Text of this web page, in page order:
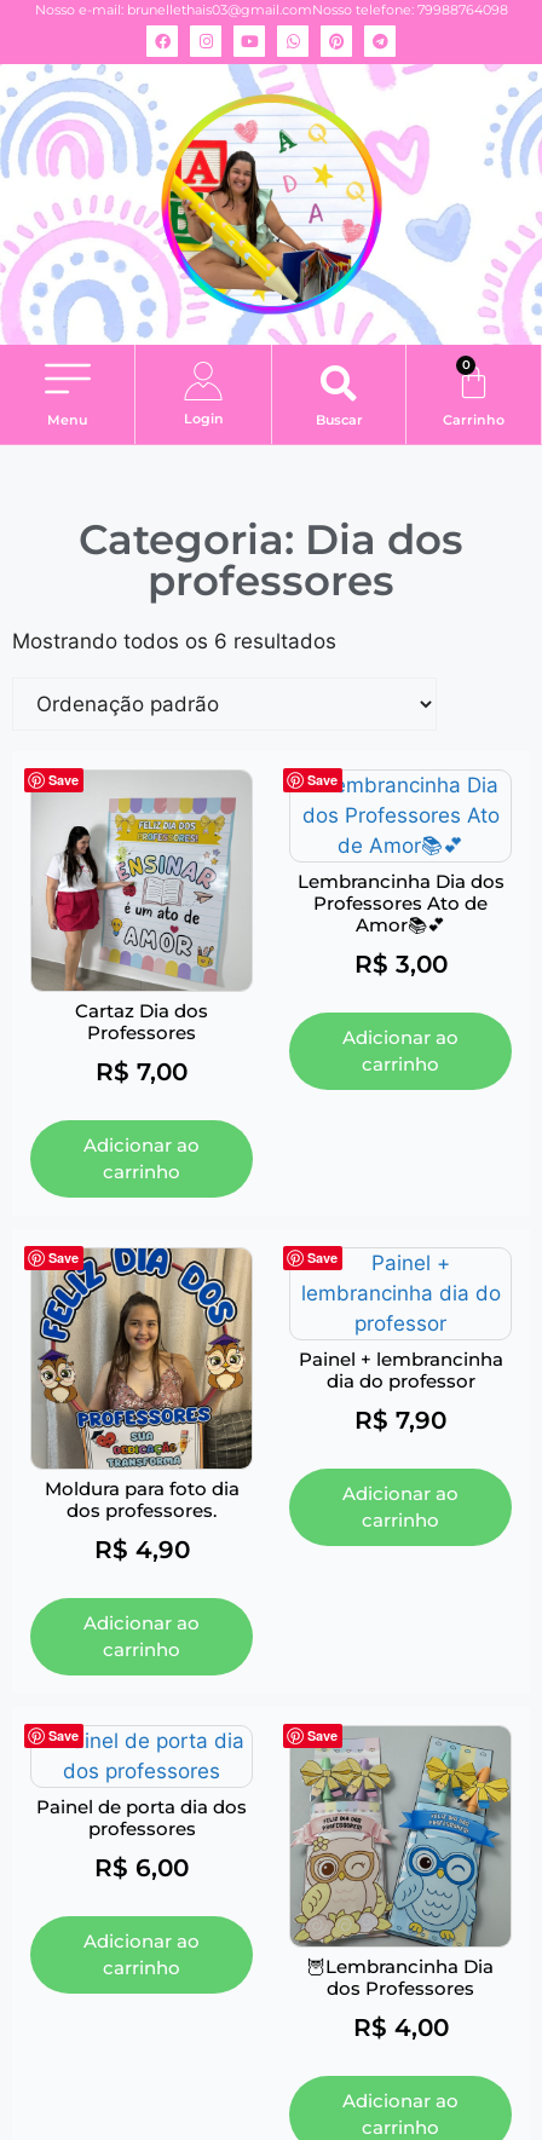
Nosso e-mail: brunellethais03@gmail.comNosso telefone: 79988764098
Menu Login Buscar
0
Carrinho
Categoria: Dia dos
professores
Mostrando todos os 6 resultados
Save
Cartaz Dia dos
Professores
R$ 7,00
Adicionar ao
carrinho
Save
Lembrancinha Dia dos
Professores Ato de
Amor📚💕
R$ 3,00
Adicionar ao
carrinho
Save
Moldura para foto dia
dos professores.
R$ 4,90
Adicionar ao
carrinho
Save
Painel + lembrancinha
dia do professor
R$ 7,90
Adicionar ao
carrinho
Save
Painel de porta dia dos
professores
R$ 6,00
Adicionar ao
carrinho
Save
🦉Lembrancinha Dia
dos Professores
R$ 4,00
Adicionar ao
carrinho